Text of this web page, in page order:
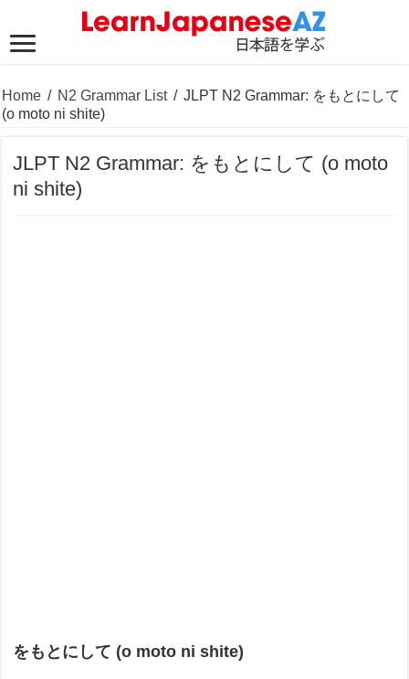
Home / N2 Grammar List / JLPT N2 Grammar: をもとにして
(o moto ni shite)
JLPT N2 Grammar: をもとにして (o moto
ni shite)
をもとにして (o moto ni shite)